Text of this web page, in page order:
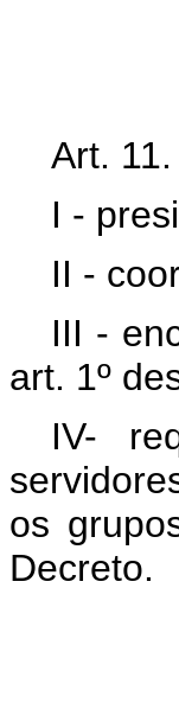
Art.
I -
II -
III -
art. 1º
IV-
os
Decreto.